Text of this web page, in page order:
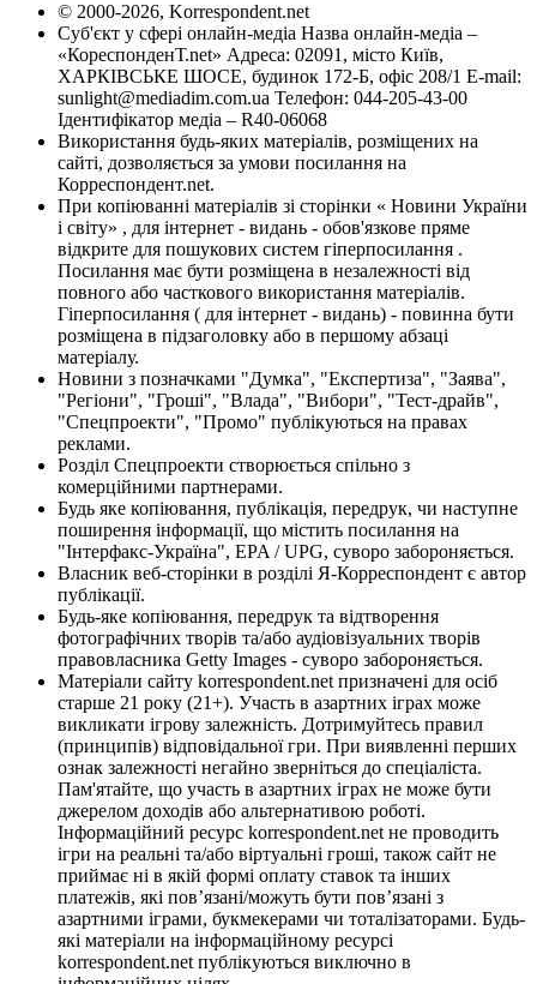
© 2000-2026, Korrespondent.net
Суб'єкт у сфері онлайн-медіа Назва онлайн-медіа –
«КореспонденТ.net» Адреса: 02091, місто Київ,
ХАРКІВСЬКЕ ШОСЕ, будинок 172-Б, офіс 208/1 E-mail:
sunlight@mediadim.com.ua Телефон: 044-205-43-00
Ідентифікатор медіа – R40-06068
Використання будь-яких матеріалів, розміщених на
сайті, дозволяється за умови посилання на
Корреспондент.net.
При копіюванні матеріалів зі сторінки « Новини України
і світу» , для інтернет - видань - обов'язкове пряме
відкрите для пошукових систем гіперпосилання .
Посилання має бути розміщена в незалежності від
повного або часткового використання матеріалів.
Гіперпосилання ( для інтернет - видань) - повинна бути
розміщена в підзаголовку або в першому абзаці
матеріалу.
Новини з позначками "Думка", "Експертиза", "Заява",
"Регіони", "Гроші", "Влада", "Вибори", "Тест-драйв",
"Спецпроекти", "Промо" публікуються на правах
реклами.
Розділ Спецпроекти створюється спільно з
комерційними партнерами.
Будь яке копіювання, публікація, передрук, чи наступне
поширення інформації, що містить посилання на
"Інтерфакс-Україна", EPA / UPG, суворо забороняється.
Власник веб-сторінки в розділі Я-Корреспондент є автор
публікації.
Будь-яке копіювання, передрук та відтворення
фотографічних творів та/або аудіовізуальних творів
правовласника Getty Images - суворо забороняється.
Матеріали сайту korrespondent.net призначені для осіб
старше 21 року (21+). Участь в азартних іграх може
викликати ігрову залежність. Дотримуйтесь правил
(принципів) відповідальної гри. При виявленні перших
ознак залежності негайно зверніться до спеціаліста.
Пам'ятайте, що участь в азартних іграх не може бути
джерелом доходів або альтернативою роботі.
Інформаційний ресурс korrespondent.net не проводить
ігри на реальні та/або віртуальні гроші, також сайт не
приймає ні в якій формі оплату ставок та інших
платежів, які пов’язані/можуть бути пов’язані з
азартними іграми, букмекерами чи тоталізаторами. Будь-
які матеріали на інформаційному ресурсі
korrespondent.net публікуються виключно в